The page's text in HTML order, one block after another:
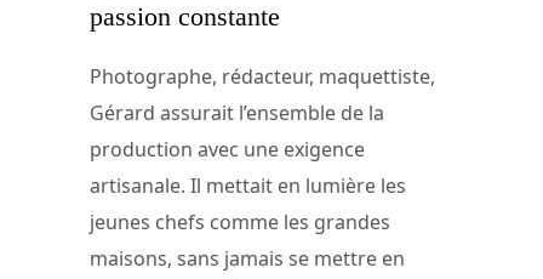
passion constante
Photographe, rédacteur, maquettiste,
Gérard assurait l’ensemble de la
production avec une exigence
artisanale. Il mettait en lumière les
jeunes chefs comme les grandes
maisons, sans jamais se mettre en